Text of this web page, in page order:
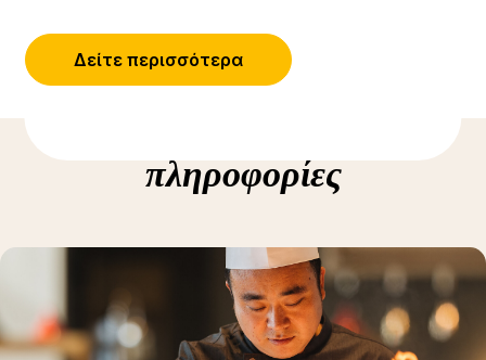
Δείτε περισσότερα (Ανοίγει σε νέα καρτέλα
πληροφορίες